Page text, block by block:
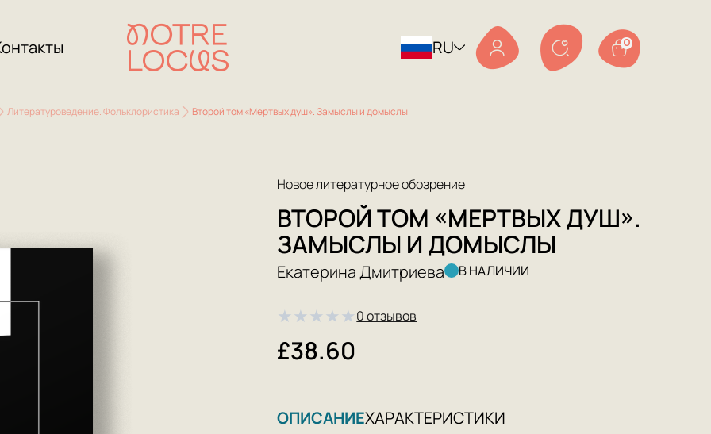
RU 0
Литературоведение. Фольклористика Второй том «Мертвых душ». Замыслы и домыслы
Новое литературное обозрение
ВТОРОЙ ТОМ «МЕРТВЫХ ДУШ».
ЗАМЫСЛЫ И ДОМЫСЛЫ
Екатерина Дмитриева В НАЛИЧИИ
★★★★★0 отзывов
£38.60
ОПИСАНИЕХАРАКТЕРИСТИКИ